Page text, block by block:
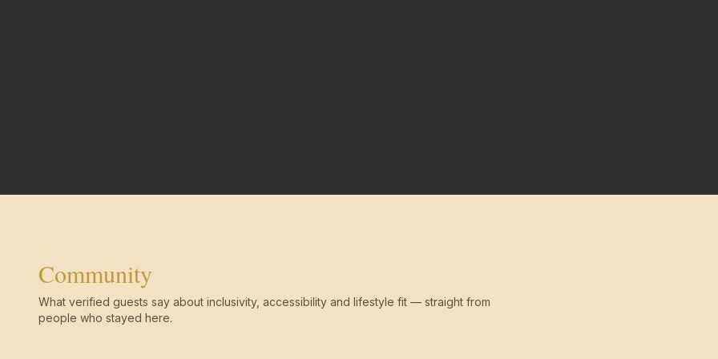
Community
What verified guests say about inclusivity, accessibility and lifestyle fit — straight from
people who stayed here.